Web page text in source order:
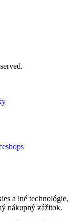
a iné technológie,
nákupný zážitok.